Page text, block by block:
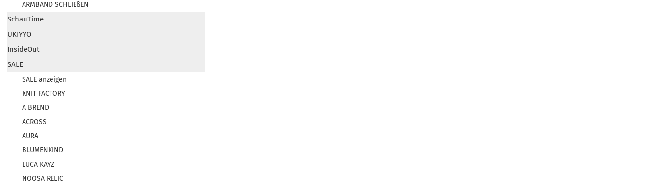
ARMBAND SCHLIEßEN
SchauTime
UKIYYO
InsideOut
SALE
SALE anzeigen
KNIT FACTORY
A BREND
ACROSS
AURA
BLUMENKIND
LUCA KAYZ
NOOSA RELIC